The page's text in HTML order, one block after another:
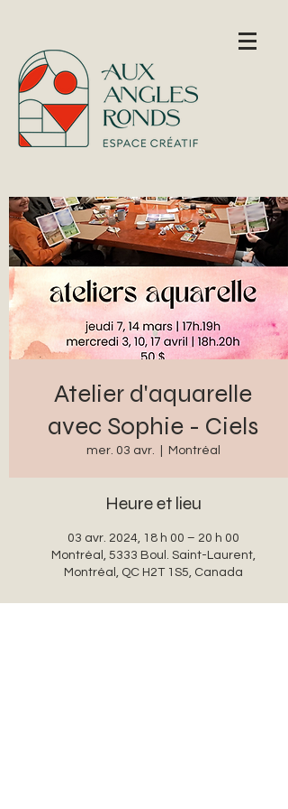
Atelier d'aquarelle
avec Sophie - Ciels
mer. 03 avr. Montréal
Heure et lieu
03 avr. 2024, 18 h 00 – 20 h 00
Montréal, 5333 Boul. Saint-Laurent,
Montréal, QC H2T 1S5, Canada